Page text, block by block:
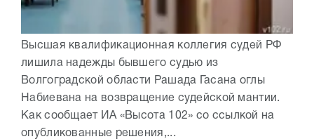
Высшая квалификационная коллегия судей РФ
лишила надежды бывшего судью из
Волгоградской области Рашада Гасана оглы
Набиевана на возвращение судейской мантии.
Как сообщает ИА «Высота 102» со ссылкой на
опубликованные решения,...